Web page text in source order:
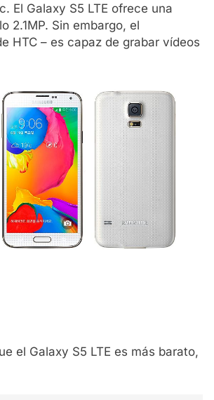
El Galaxy S5 LTE ofrece una
2.1MP. Sin embargo, el
HTC – es capaz de grabar vídeos
el Galaxy S5 LTE es más barato,